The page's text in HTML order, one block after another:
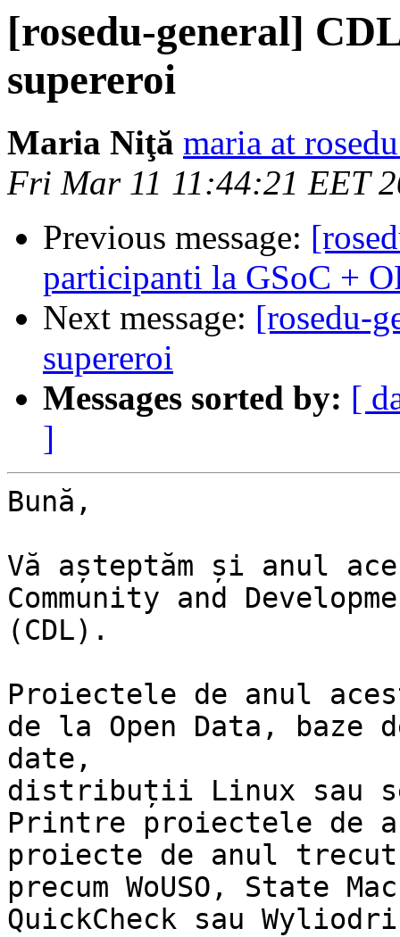
[rosedu-general]
supereroi
Maria Niţă maria at
Fri Mar 11 11:44:21 EET
Previous message:
participanti la GSoC +
Next message: [rosedu-
supereroi
Messages sorted by: [
]
Bună,
Vă așteptăm și anul
Community and
(CDL).
Proiectele de anul
de la Open Data, baze
date,
distribuții Linux sau
Printre proiectele de
proiecte de anul trecut
precum WoUSO, State
QuickCheck sau